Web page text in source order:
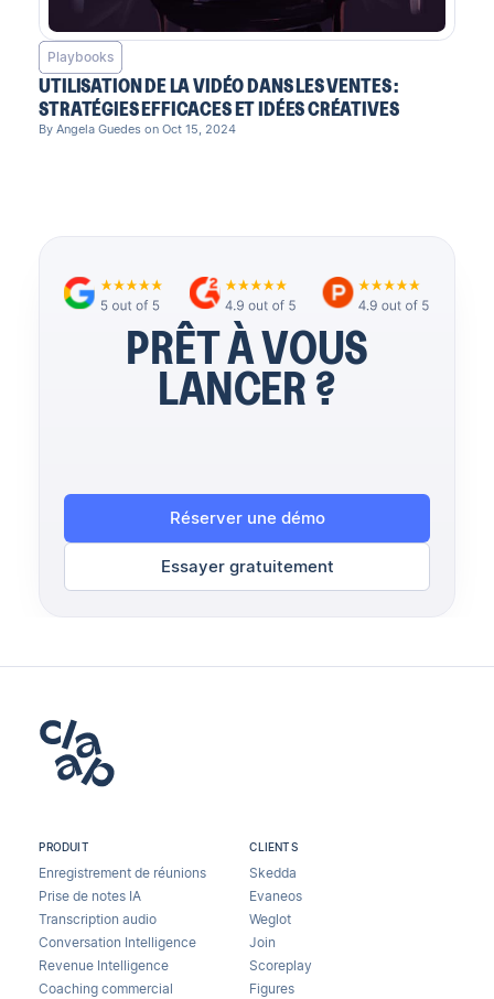
Playbooks
UTILISATION DE LA VIDÉO DANS LES VENTES :
STRATÉGIES EFFICACES ET IDÉES CRÉATIVES
By Angela Guedes on Oct 15, 2024
PRÊT À VOUS
LANCER ?
Réserver une démo
Essayer gratuitement
PRODUIT
Enregistrement de réunions
Prise de notes IA
Transcription audio
Conversation Intelligence
Revenue Intelligence
Coaching commercial
CLIENTS
Skedda
Evaneos
Weglot
Join
Scoreplay
Figures